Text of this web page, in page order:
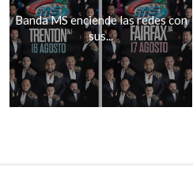
Banda MS enciende las redes con
sus...